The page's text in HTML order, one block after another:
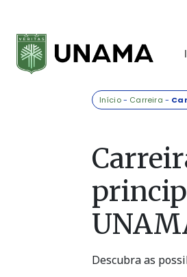
Início- Carreira -
Descubra as